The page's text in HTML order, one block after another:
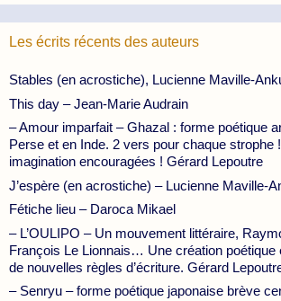
Les écrits récents des auteurs
Stables (en acrostiche), Lucienne Maville-
This day – Jean-Marie Audrain
– Amour imparfait – Ghazal : forme poétique
Perse et en Inde. 2 vers pour chaque strophe
imagination encouragées ! Gérard Lepoutre
J’espère (en acrostiche) – Lucienne Maville-
Fétiche lieu – Daroca Mikael
– L’OULIPO – Un mouvement littéraire,
François Le Lionnais… Une création poétique
de nouvelles règles d’écriture. Gérard
– Senryu – forme poétique japonaise brève